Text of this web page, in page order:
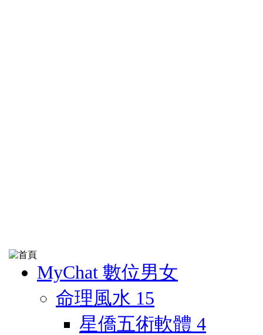
MyChat 數位男女
命理風水 15
星僑五術軟體 4